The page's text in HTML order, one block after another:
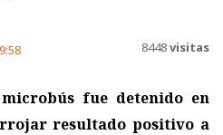
8448visitas
fue detenido en
resultado positivo a